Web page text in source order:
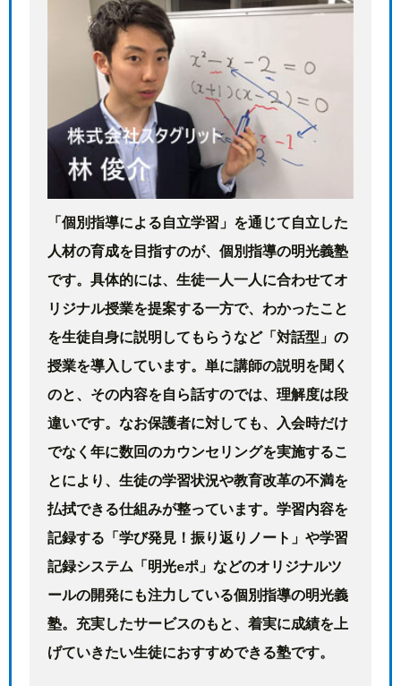
「個別指導による自立学習」を通じて自立した
人材の育成を目指すのが、個別指導の明光義塾
です。具体的には、生徒一人一人に合わせてオ
リジナル授業を提案する一方で、わかったこと
を生徒自身に説明してもらうなど「対話型」の
授業を導入しています。単に講師の説明を聞く
のと、その内容を自ら話すのでは、理解度は段
違いです。なお保護者に対しても、入会時だけ
でなく年に数回のカウンセリングを実施するこ
とにより、生徒の学習状況や教育改革の不満を
払拭できる仕組みが整っています。学習内容を
記録する「学び発見！振り返りノート」や学習
記録システム「明光eポ」などのオリジナルツ
ールの開発にも注力している個別指導の明光義
塾。充実したサービスのもと、着実に成績を上
げていきたい生徒におすすめできる塾です。